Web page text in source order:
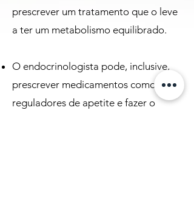
prescrever um tratamento que o leve
a ter um metabolismo equilibrado.
O endocrinologista pode, inclusive,
prescrever medicamentos como
reguladores de apetite e fazer o